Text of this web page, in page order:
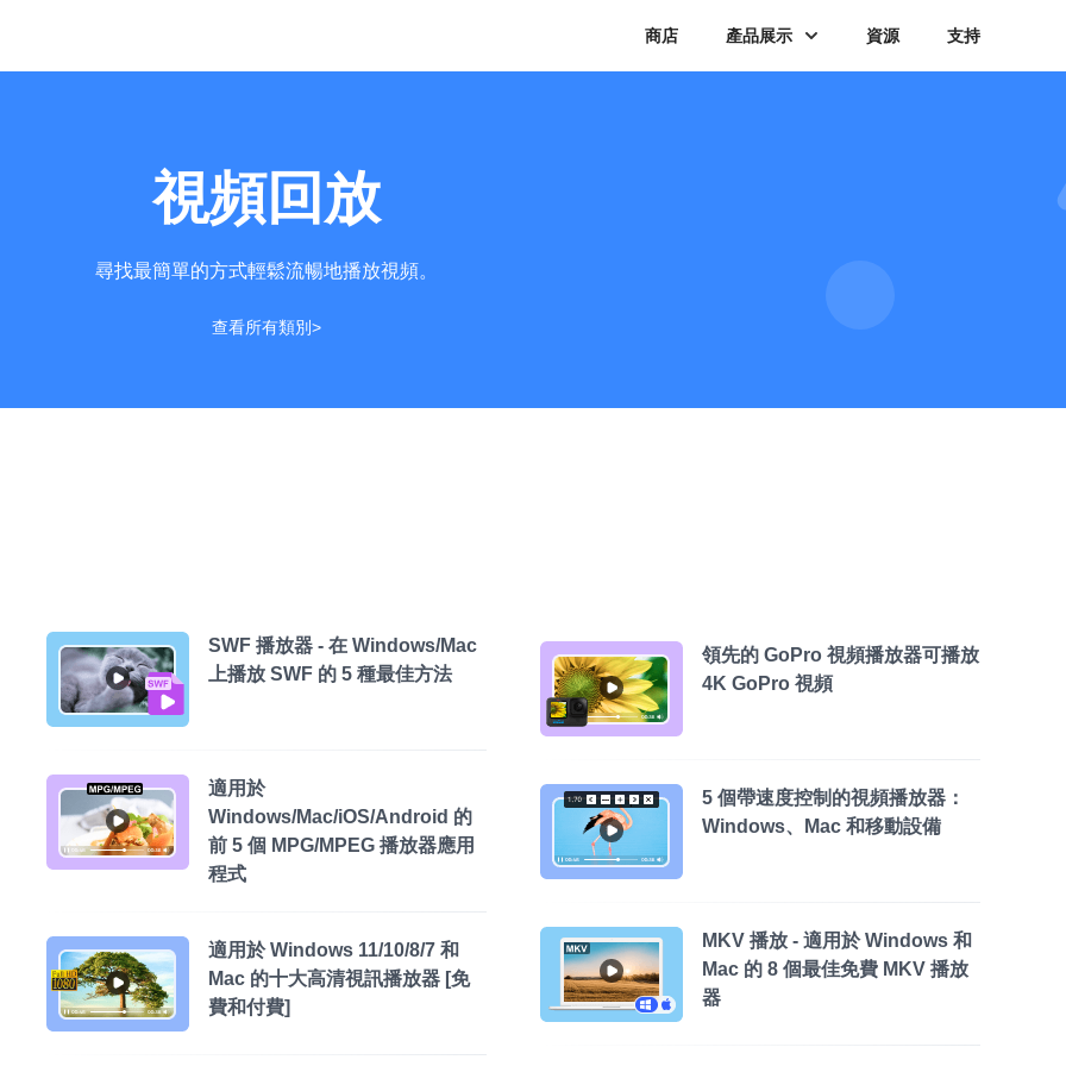
商店 產品展示 資源 支持
視頻回放
尋找最簡單的方式輕鬆流暢地播放視頻。
查看所有類別>
SWF 播放器 - 在 Windows/Mac
上播放 SWF 的 5 種最佳方法
適用於
Windows/Mac/iOS/Android 的
前 5 個 MPG/MPEG 播放器應用
程式
適用於 Windows 11/10/8/7 和
Mac 的十大高清視訊播放器 [免
費和付費]
領先的 GoPro 視頻播放器可播放
4K GoPro 視頻
5 個帶速度控制的視頻播放器：
Windows、Mac 和移動設備
MKV 播放 - 適用於 Windows 和
Mac 的 8 個最佳免費 MKV 播放
器